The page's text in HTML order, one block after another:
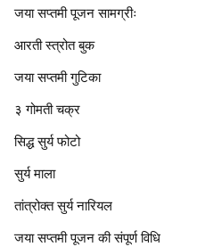
जया सप्तमी पूजन सामग्रीः
आरती स्त्रोत बुक
जया सप्तमी गुटिका
३ गोमती चक्र
सिद्ध सुर्य फोटो
सुर्य माला
तांत्रोक्त सुर्य नारियल
जया सप्तमी पूजन की संपूर्ण विधि